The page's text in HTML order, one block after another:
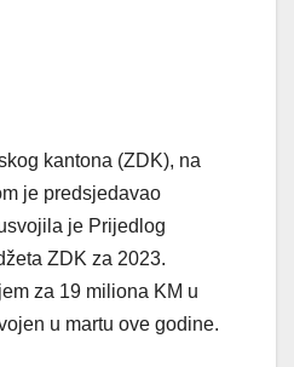
kantona (ZDK), na
je predsjedavao
je Prijedlog
ZDK za 2023.
za 19 miliona KM u
u martu ove godine.